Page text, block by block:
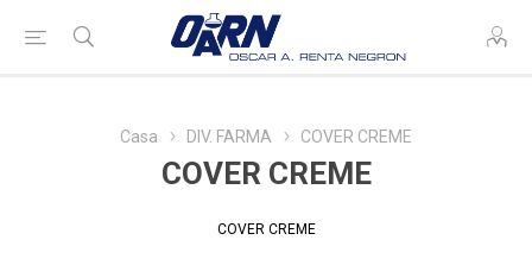
Casa DIV. FARMA COVER CREME
COVER CREME
COVER CREME